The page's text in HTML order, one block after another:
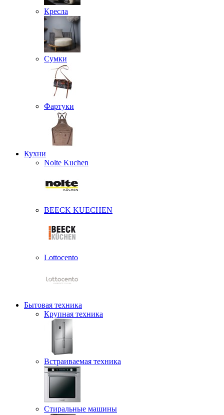
Кресла
Сумки
Фартуки
Кухни
Nolte Kuchen
BEECK KUECHEN
Lottocento
Бытовая техника
Крупная техника
Встраиваемая техника
Стиральные машины